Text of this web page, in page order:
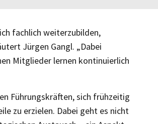
fachlich weiterzubilden,
Jürgen Gangl. „Dabei
Mitglieder lernen kontinuierlich
Führungskräften, sich frühzeitig
zu erzielen. Dabei geht es nicht